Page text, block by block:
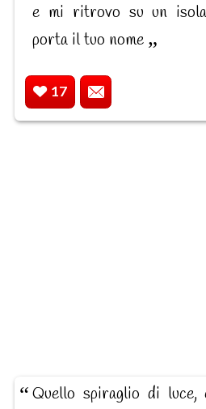
e mi ritrovo su un
porta il tuo nome
17
Quello spiraglio di